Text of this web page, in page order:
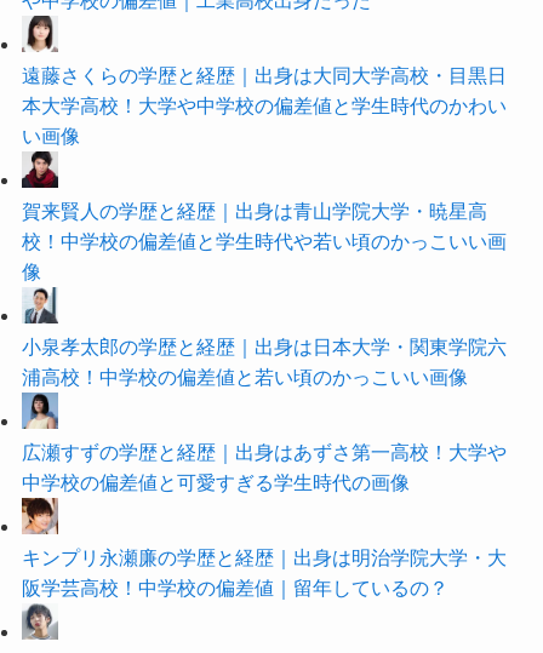
遠藤さくらの学歴と経歴｜出身は大同大学高校・目黒日
本大学高校！大学や中学校の偏差値と学生時代のかわい
い画像
賀来賢人の学歴と経歴｜出身は青山学院大学・暁星高
校！中学校の偏差値と学生時代や若い頃のかっこいい画
像
小泉孝太郎の学歴と経歴｜出身は日本大学・関東学院六
浦高校！中学校の偏差値と若い頃のかっこいい画像
広瀬すずの学歴と経歴｜出身はあずさ第一高校！大学や
中学校の偏差値と可愛すぎる学生時代の画像
キンプリ永瀬廉の学歴と経歴｜出身は明治学院大学・大
阪学芸高校！中学校の偏差値｜留年しているの？